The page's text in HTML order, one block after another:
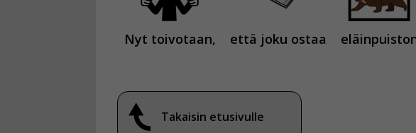
Nyt toivotaan, että joku ostaa
Takaisin etusivulle